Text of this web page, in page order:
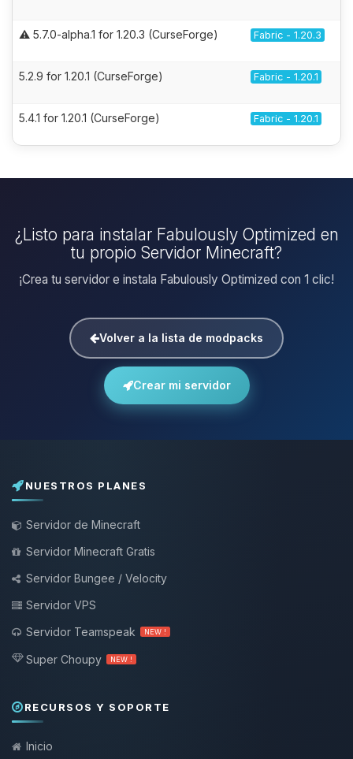
⚠️ 5.7.0-alpha.1 for 1.20.3 (CurseForge) Fabric - 1.20.3
5.2.9 for 1.20.1 (CurseForge) Fabric - 1.20.1
5.4.1 for 1.20.1 (CurseForge) Fabric - 1.20.1
¿Listo para instalar Fabulously Optimized en
tu propio Servidor Minecraft?
¡Crea tu servidor e instala Fabulously Optimized con 1 clic!
Volver a la lista de modpacks
Crear mi servidor
NUESTROS PLANES
Servidor de Minecraft
Servidor Minecraft Gratis
Servidor Bungee / Velocity
Servidor VPS
Servidor Teamspeak
NEW !
Super Choupy NEW !
RECURSOS Y SOPORTE
Inicio